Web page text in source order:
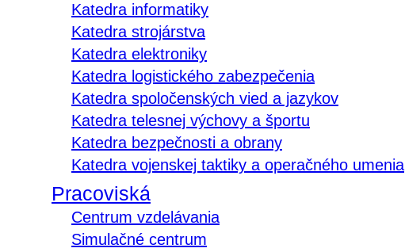
Katedra informatiky
Katedra strojárstva
Katedra elektroniky
Katedra logistického zabezpečenia
Katedra spoločenských vied a jazykov
Katedra telesnej výchovy a športu
Katedra bezpečnosti a obrany
Katedra vojenskej taktiky a operačného umenia
Pracoviská
Centrum vzdelávania
Simulačné centrum